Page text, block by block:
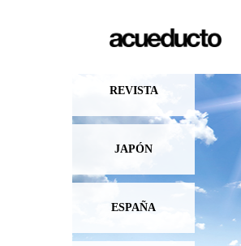
REVISTA
JAPÓN
ESPAÑA